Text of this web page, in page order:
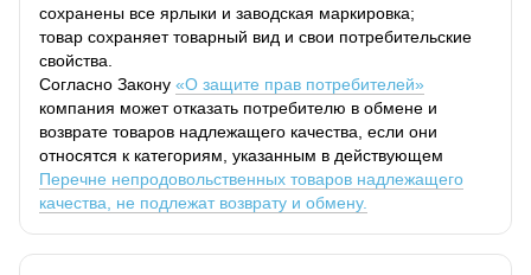
сохранены все ярлыки и заводская маркировка;
товар сохраняет товарный вид и свои потребительские
свойства.
Согласно Закону «О защите прав потребителей»
компания может отказать потребителю в обмене и
возврате товаров надлежащего качества, если они
относятся к категориям, указанным в действующем
Перечне непродовольственных товаров надлежащего
качества, не подлежат возврату и обмену.